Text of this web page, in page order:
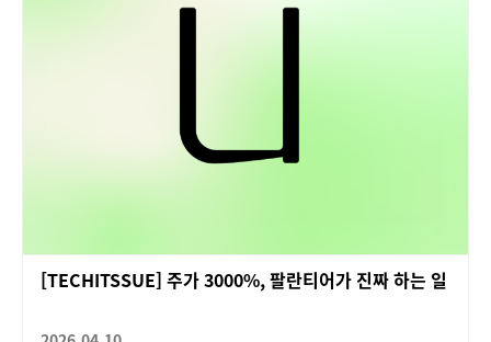
[TECHITSSUE] 주가 3000%, 팔란티어가 진짜 하는 일